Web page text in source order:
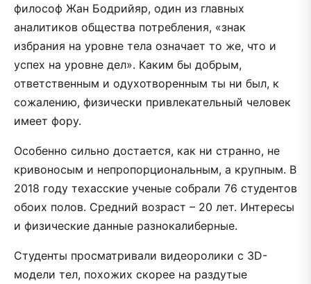
философ Жан Бодрийяр, один из главных
аналитиков общества потребления, «знак
избрания на уровне тела означает то же, что и
успех на уровне дел». Каким бы добрым,
ответственным и одухотворенным ты ни был, к
сожалению, физически привлекательный человек
имеет фору.
Особенно сильно достается, как ни странно, не
кривоносым и непропорциональным, а крупным. В
2018 году техасские ученые собрали 76 студентов
обоих полов. Средний возраст – 20 лет. Интересы
и физические данные разнокалиберные.
Студенты просматривали видеоролики с 3D-
модели тел, похожих скорее на раздутые